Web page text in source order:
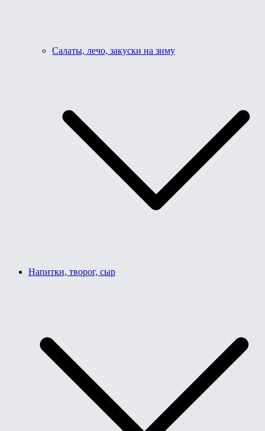
Салаты, лечо, закуски на зиму
Напитки, творог, сыр